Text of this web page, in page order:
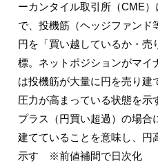
ーカンタイル取引所（CME
で、投機筋（ヘッジファンド
円を「買い越しているか・売
標。ネットポジションがマイ
は投機筋が大量に円を売り建
圧力が高まっている状態を示
プラス（円買い超過）の場合
建てていることを意味し、円
示す ※前値補間で日次化